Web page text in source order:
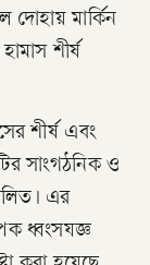
দোহায় মার্কিন
শীর্ষ
শীর্ষ এবং
সাংগঠনিক ও
এর
ধ্বংসযজ্ঞ